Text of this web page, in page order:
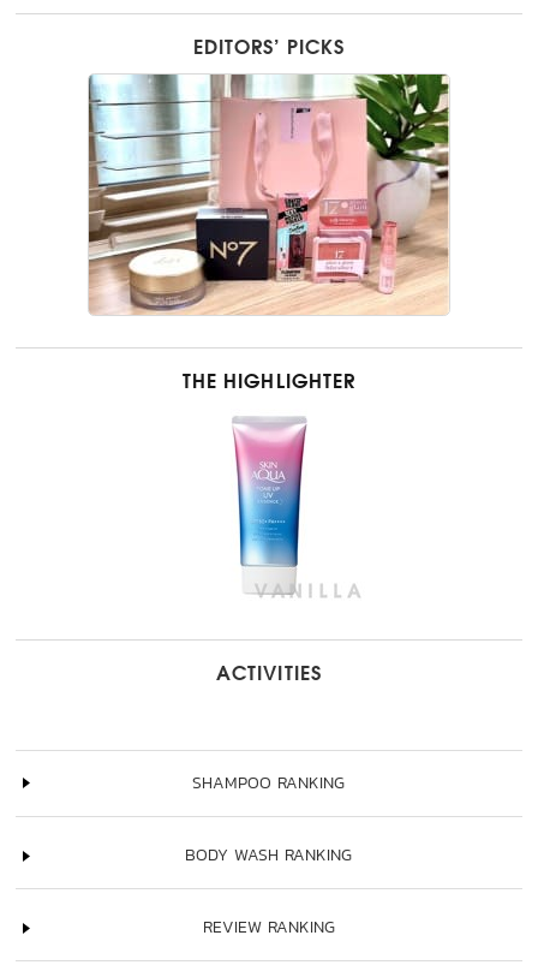
EDITORS’ PICKS
THE HIGHLIGHTER
ACTIVITIES
SHAMPOO RANKING
BODY WASH RANKING
REVIEW RANKING